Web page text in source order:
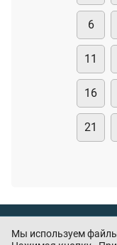
6
11
16
21
Мы используем